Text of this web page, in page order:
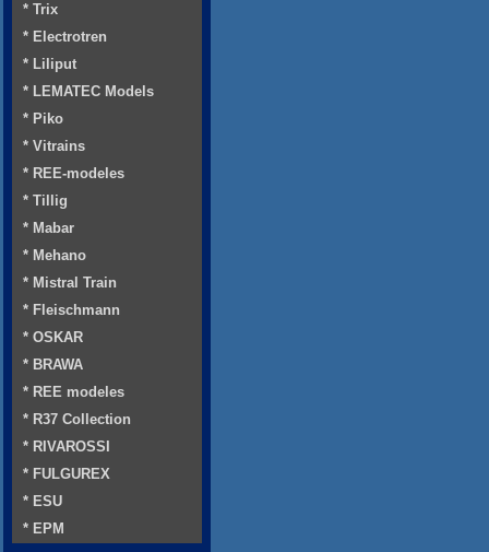
* Trix
* Electrotren
* Liliput
* LEMATEC Models
* Piko
* Vitrains
* REE-modeles
* Tillig
* Mabar
* Mehano
* Mistral Train
* Fleischmann
* OSKAR
* BRAWA
* REE modeles
* R37 Collection
* RIVAROSSI
* FULGUREX
* ESU
* EPM